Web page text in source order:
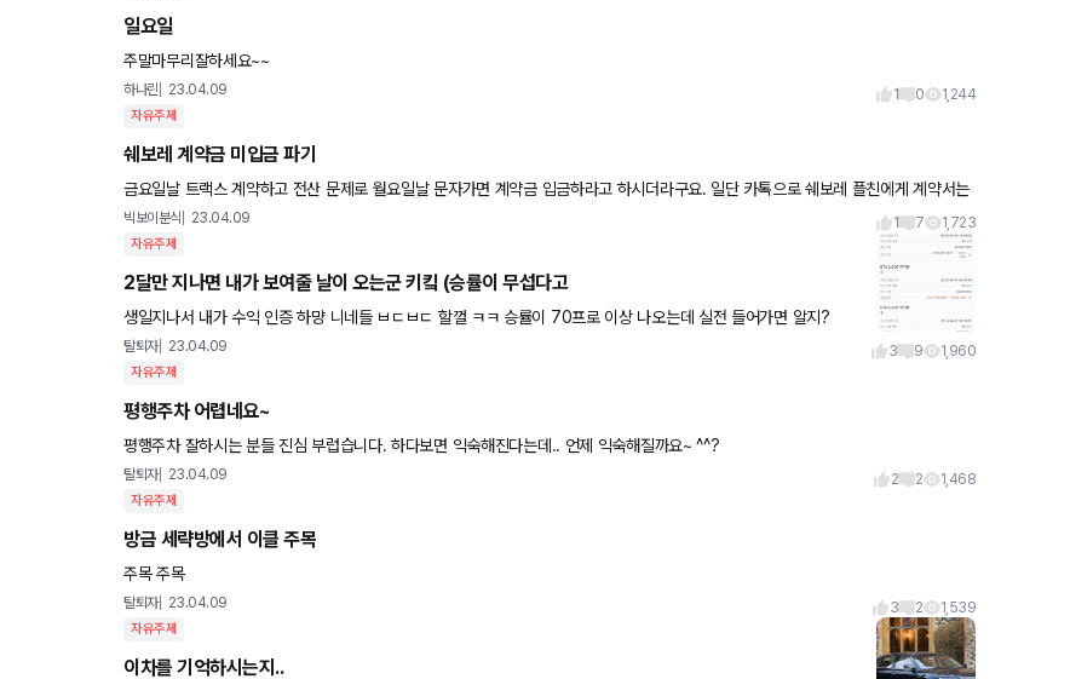
일요일
주말마무리잘하세요~~
하나린 23.04.09 1 0 1,244
자유주제
쉐보레 계약금 미입금 파기
금요일날 트랙스 계약하고 전산 문제로 월요일날 문자가면 계약금 입금하라고 하시더라구요. 일단 카톡으로 쉐보레 플친에게 계약서는
온 상태입니다. 당시 서비스 이런거 잘 모르고 그냥 계약하고 왔는데
빅보이분식 23.04.09 1 7 1,723
자유주제
2달만 지나면 내가 보여줄 날이 오는군 키킼 (승률이 무섭다고
생일지나서 내가 수익 인증 하먕 니네들 ㅂㄷㅂㄷ 할껄 ㅋㅋ 승률이 70프로 이상 나오는데 실전 들어가면 알지?
탈퇴자 23.04.09 3 9 1,960
자유주제
평행주차 어렵네요~
평행주차 잘하시는 분들 진심 부럽습니다. 하다보면 익숙해진다는데.. 언제 익숙해질까요~ ^^?
탈퇴자 23.04.09 2 2 1,468
자유주제
방금 세략방에서 이클 주목
주목 주목
탈퇴자 23.04.09 3 2 1,539
자유주제
이차를 기억하시는지..